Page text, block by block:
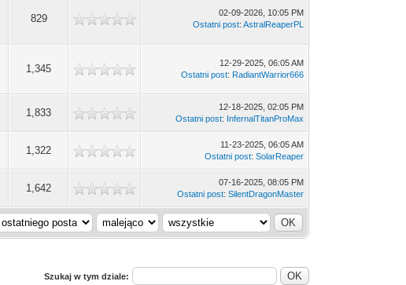
829
02-09-2026, 10:05 PM
Ostatni post: AstralReaperPL
1,345
12-29-2025, 06:05 AM
Ostatni post: RadiantWarrior666
1,833
12-18-2025, 02:05 PM
Ostatni post: InfernalTitanProMax
1,322
11-23-2025, 06:05 AM
Ostatni post: SolarReaper
1,642
07-16-2025, 08:05 PM
Ostatni post: SilentDragonMaster
Szukaj w tym dziale: